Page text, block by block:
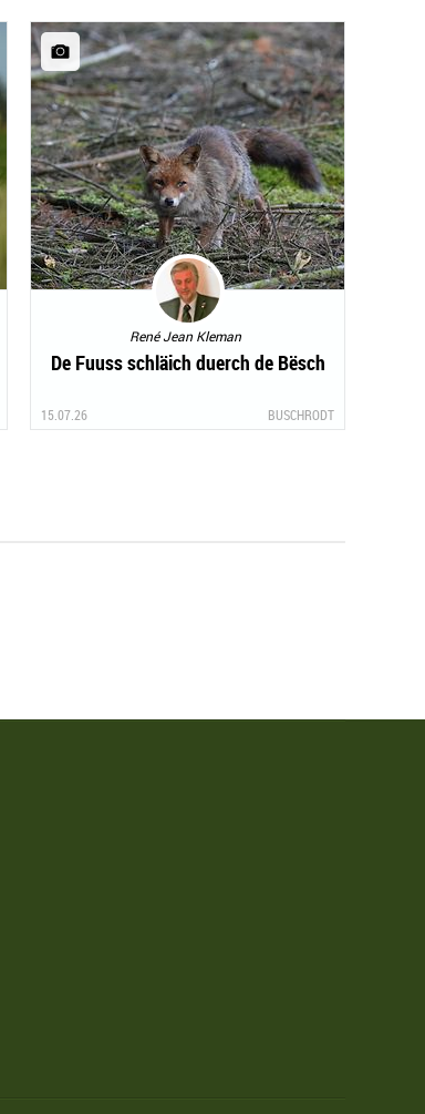
René Jean Kleman
De Fuuss schläich duerch de Bësch
15.07.26 BUSCHRODT